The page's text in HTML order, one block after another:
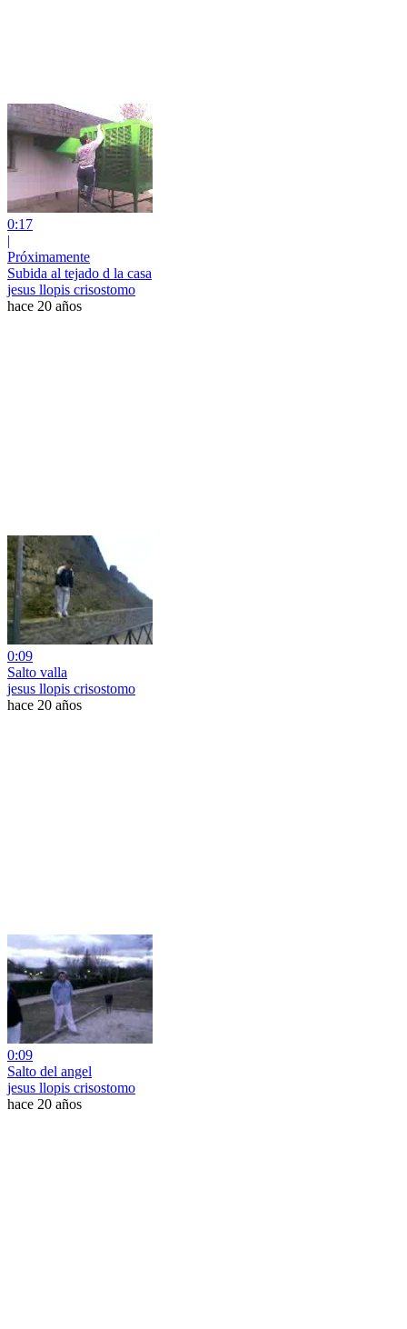
0:17
|
Próximamente
Subida al tejado d la casa
jesus llopis crisostomo
hace 20 años
0:09
Salto valla
jesus llopis crisostomo
hace 20 años
0:09
Salto del angel
jesus llopis crisostomo
hace 20 años